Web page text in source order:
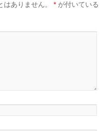
ありません。 * が付いている